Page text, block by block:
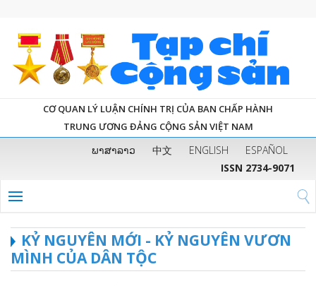
CƠ QUAN LÝ LUẬN CHÍNH TRỊ CỦA BAN CHẤP HÀNH
TRUNG ƯƠNG ĐẢNG CỘNG SẢN VIỆT NAM
ພາສາລາວ 中文 ENGLISH
ESPAÑOL
ISSN 2734-9071
KỶ NGUYÊN MỚI - KỶ NGUYÊN VƯƠN
MÌNH CỦA DÂN TỘC